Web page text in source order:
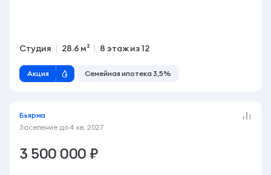
Студия 28.6 м² 8 этаж из 12
Акция Семейная ипотека 3,5%
Бьярма
Заселение до4 кв. 2027
3 500 000 ₽